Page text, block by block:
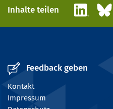
Inhalte teilen LinkedIn
Feedback geben
Kontakt
Impressum